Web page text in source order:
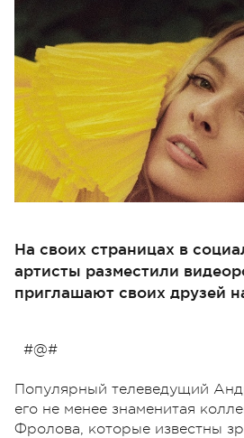
На своих страницах в
артисты разместили
приглашают своих друзей
#@#
Популярный телеведущий
его не менее знаменитая
Фролова, которые известны